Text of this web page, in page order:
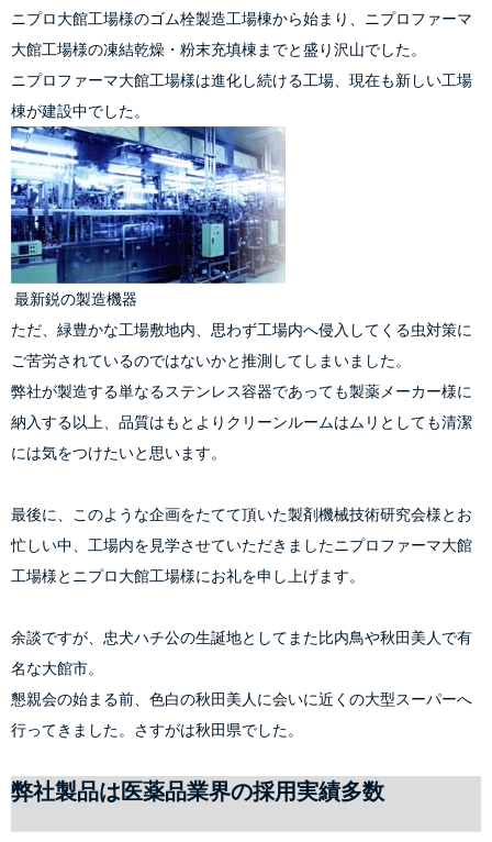
ニプロ大館工場様のゴム栓製造工場棟から始まり、ニプロファーマ
大館工場様の凍結乾燥・粉末充填棟までと盛り沢山でした。
ニプロファーマ大館工場様は進化し続ける工場、現在も新しい工場
棟が建設中でした。
最新鋭の製造機器
ただ、緑豊かな工場敷地内、思わず工場内へ侵入してくる虫対策に
ご苦労されているのではないかと推測してしまいました。
弊社が製造する単なるステンレス容器であっても製薬メーカー様に
納入する以上、品質はもとよりクリーンルームはムリとしても清潔
には気をつけたいと思います。
最後に、このような企画をたてて頂いた製剤機械技術研究会様とお
忙しい中、工場内を見学させていただきましたニプロファーマ大館
工場様とニプロ大館工場様にお礼を申し上げます。
余談ですが、忠犬ハチ公の生誕地としてまた比内鳥や秋田美人で有
名な大館市。
懇親会の始まる前、色白の秋田美人に会いに近くの大型スーパーへ
行ってきました。さすがは秋田県でした。
弊社製品は医薬品業界の採用実績多数